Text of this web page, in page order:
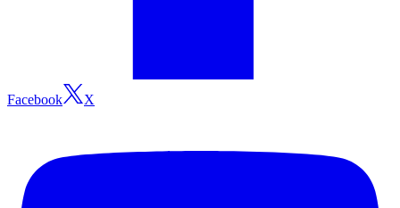
Facebook X